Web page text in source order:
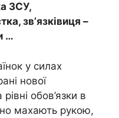
ЗСУ,
звʼязківиця –
…
у силах
нової
обов’язки в
махають рукою,